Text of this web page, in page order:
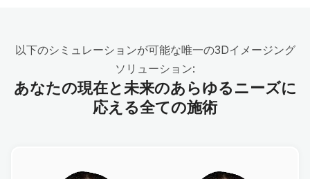
以下のシミュレーションが可能な唯一の3Dイメージング
ソリューション:
あなたの現在と未来のあらゆるニーズに
応える全ての施術